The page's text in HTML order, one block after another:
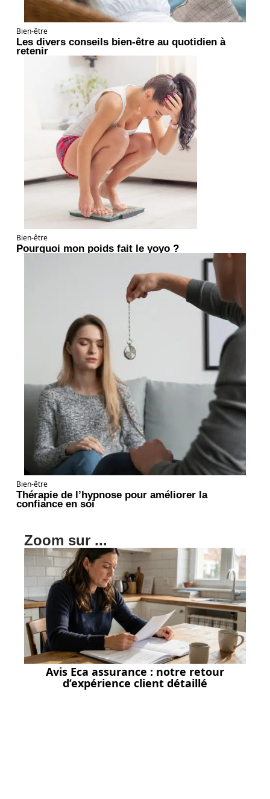
Bien-être
Les divers conseils bien-être au quotidien à
retenir
Bien-être
Pourquoi mon poids fait le yoyo ?
Bien-être
Thérapie de l’hypnose pour améliorer la
confiance en soi
Zoom sur ...
Avis Eca assurance : notre retour
d’expérience client détaillé